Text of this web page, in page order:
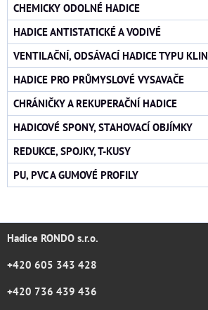
CHEMICKY ODOLNÉ HADICE
HADICE ANTISTATICKÉ A VODIVÉ
VENTILAČNÍ, ODSÁVACÍ HADICE TYPU KLIN
HADICE PRO PRŮMYSLOVÉ VYSAVAČE
CHRÁNIČKY A REKUPERAČNÍ HADICE
HADICOVÉ SPONY, STAHOVACÍ OBJÍMKY
REDUKCE, SPOJKY, T-KUSY
PU, PVC A GUMOVÉ PROFILY
Hadice RONDO s.r.o.
+420 605 343 428
+420 736 439 436